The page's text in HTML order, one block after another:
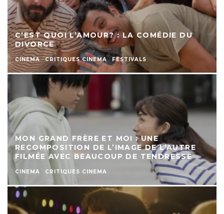
C’EST QUOI L’AMOUR? : LA COMÉDIE DU
DIVORCE
CINEMA CRITIQUES CINEMA FESTIVALS
MON GRAND FRÈRE ET MOI : UNE
RECOMPOSITION DE L’IMAGE DE L’AUTRE
FILMÉE AVEC BEAUCOUP DE TENDRESSE
CINEMA CRITIQUES CINEMA